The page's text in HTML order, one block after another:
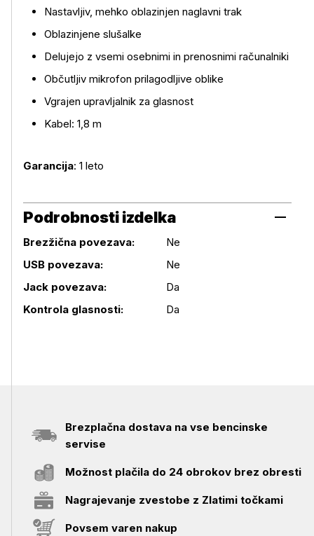
Nastavljiv, mehko oblazinjen naglavni trak
Oblazinjene slušalke
Delujejo z vsemi osebnimi in prenosnimi računalniki
Občutljiv mikrofon prilagodljive oblike
Vgrajen upravljalnik za glasnost
Kabel: 1,8 m
Garancija: 1 leto
Podrobnosti izdelka
Podrobnosti izdelka
Brezžična povezava:
Ne
USB povezava:
Ne
Jack povezava:
Da
Kontrola glasnosti:
Da
Brezplačna dostava na vse bencinske
servise
Možnost plačila do 24 obrokov brez obresti
Nagrajevanje zvestobe z Zlatimi točkami
Povsem varen nakup